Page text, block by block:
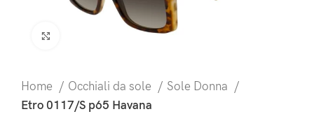
Home Occhiali da sole
Sole Donna
Etro 0117/S p65 Havana